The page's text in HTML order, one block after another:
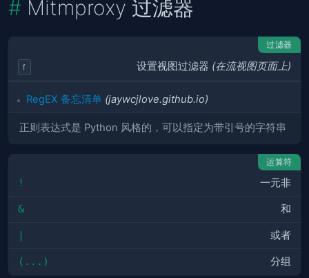
Mitmproxy 过滤器
过滤器
f 设置视图过滤器 (在流视图页面上)
RegEX 备忘清单 (jaywcjlove.github.io)
正则表达式是 Python 风格的，可以指定为带引号的字符串
运算符
! 一元非
& 和
| 或者
(...) 分组